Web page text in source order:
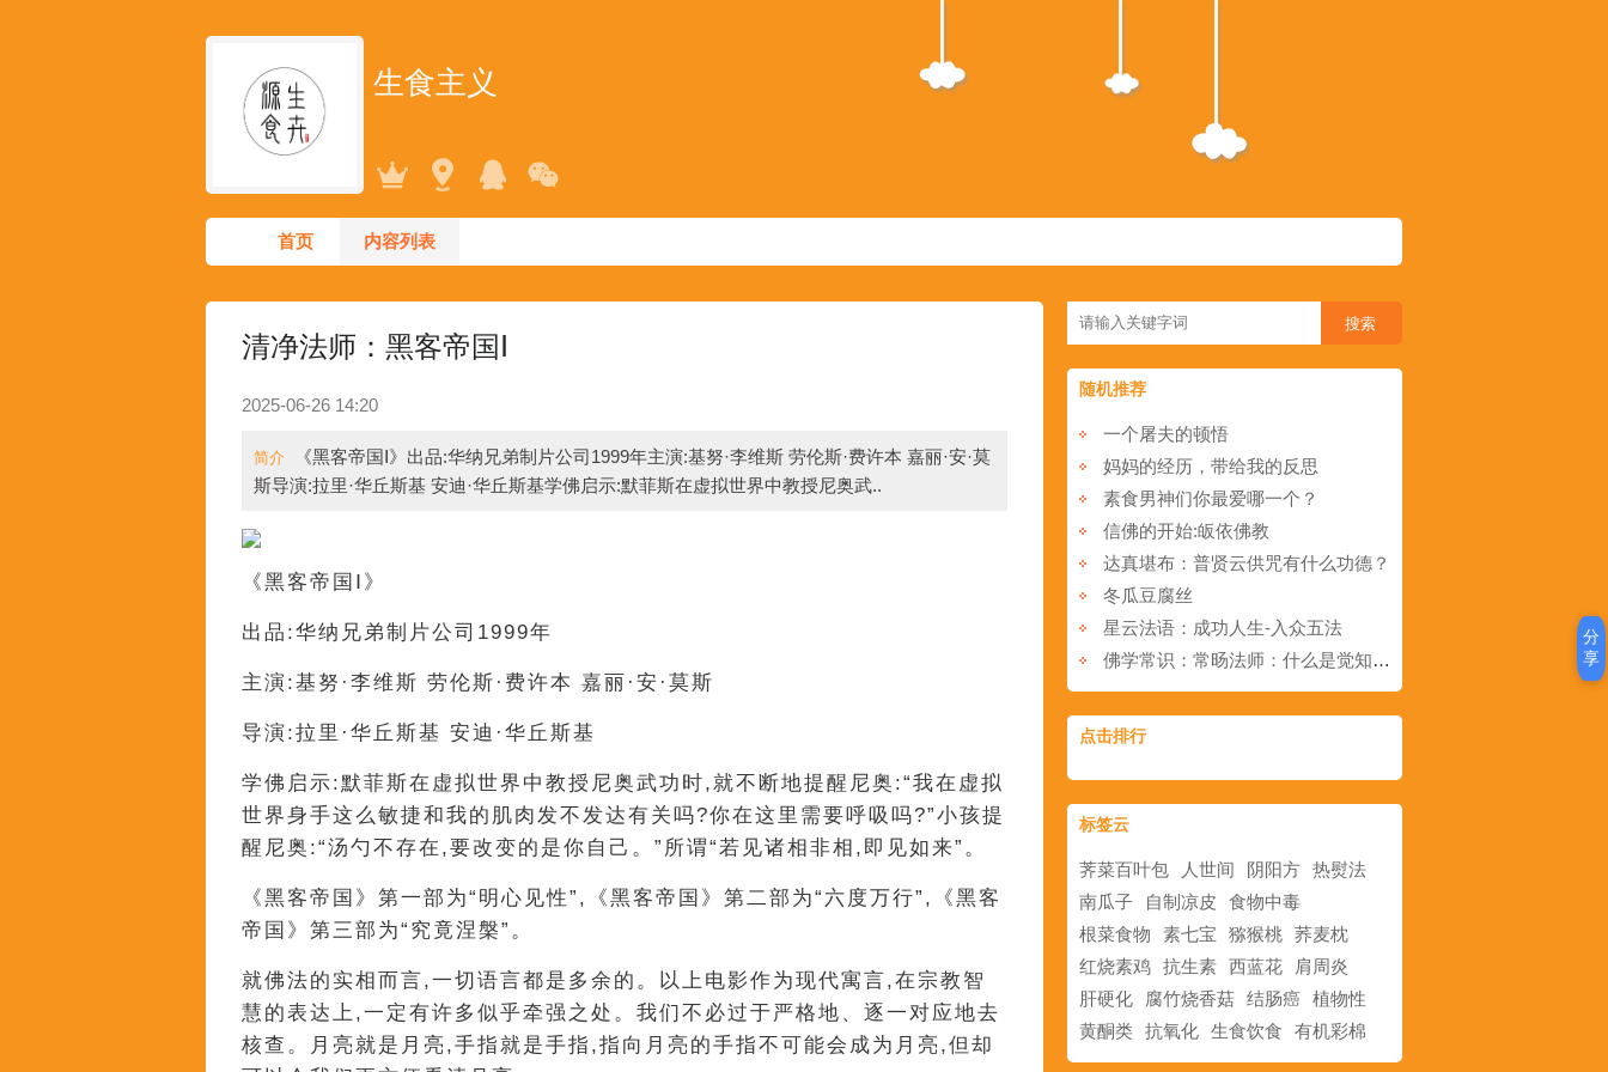
生食主义
首页 内容列表
清净法师：黑客帝国Ⅰ
2025-06-26 14:20
简介
《黑客帝国Ⅰ》出品:华纳兄弟制片公司1999年主演:基努·李维斯 劳伦斯·费许本 嘉丽·安·莫
斯导演:拉里·华丘斯基 安迪·华丘斯基学佛启示:默菲斯在虚拟世界中教授尼奥武..
《黑客帝国Ⅰ》
出品:华纳兄弟制片公司1999年
主演:基努·李维斯 劳伦斯·费许本 嘉丽·安·莫斯
导演:拉里·华丘斯基 安迪·华丘斯基
学佛启示:默菲斯在虚拟世界中教授尼奥武功时,就不断地提醒尼奥:“我在虚拟
世界身手这么敏捷和我的肌肉发不发达有关吗?你在这里需要呼吸吗?”小孩提
醒尼奥:“汤勺不存在,要改变的是你自己。”所谓“若见诸相非相,即见如来”。
《黑客帝国》第一部为“明心见性”,《黑客帝国》第二部为“六度万行”,《黑客
帝国》第三部为“究竟涅槃”。
就佛法的实相而言,一切语言都是多余的。以上电影作为现代寓言,在宗教智
慧的表达上,一定有许多似乎牵强之处。我们不必过于严格地、逐一对应地去
核查。月亮就是月亮,手指就是手指,指向月亮的手指不可能会成为月亮,但却
随机推荐
一个屠夫的顿悟
妈妈的经历，带给我的反思
素食男神们你最爱哪一个？
信佛的开始:皈依佛教
达真堪布：普贤云供咒有什么功德？
冬瓜豆腐丝
星云法语：成功人生-入众五法
佛学常识：常旸法师：什么是觉知与真如_觉知和真如的关系
点击排行
标签云
荠菜百叶包 人世间 阴阳方 热熨法
南瓜子
自制凉皮
食物中毒
根菜食物
素七宝 猕猴桃 荞麦枕
红烧素鸡 抗生素 西蓝花
肩周炎
肝硬化
腐竹烧香菇 结肠癌 植物性
黄酮类 抗氧化 生食饮食 有机彩棉
分
享